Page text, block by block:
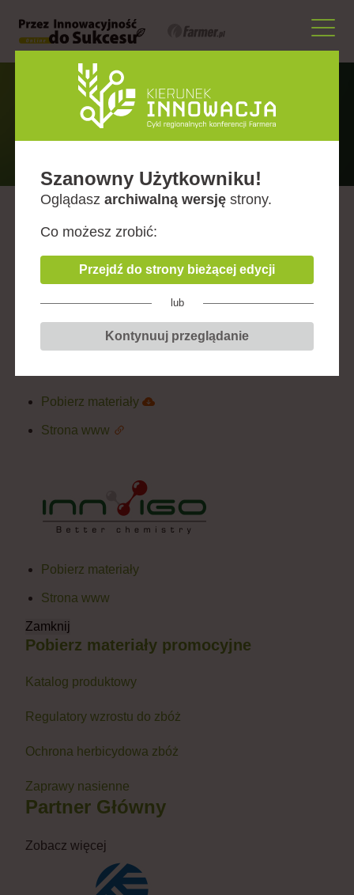
Partnerzy i Sponsorzy
Sponsor Główny
Zobacz więcej
Pobierz materiały
Strona www
Pobierz materiały
Strona www
Zamknij
Pobierz materiały promocyjne
Katalog produktowy
Regulatory wzrostu do zbóż
Ochrona herbicydowa zbóż
Zaprawy nasienne
Partner Główny
Zobacz więcej
Szanowny Użytkowniku!
Oglądasz archiwalną wersję strony.
Co możesz zrobić:
Przejdź do strony bieżącej edycji
lub
Kontynuuj przeglądanie